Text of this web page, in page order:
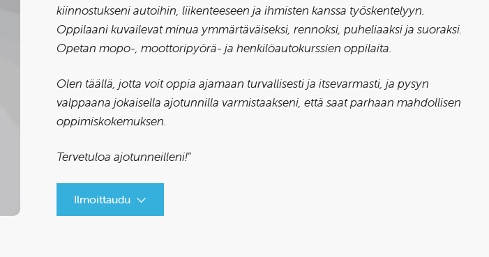
kiinnostukseni autoihin, liikenteeseen ja ihmisten kanssa työskentelyyn.
Oppilaani kuvailevat minua ymmärtäväiseksi, rennoksi, puheliaaksi ja suoraksi.
Opetan mopo-, moottoripyörä- ja henkilöautokurssien oppilaita.
Olen täällä, jotta voit oppia ajamaan turvallisesti ja itsevarmasti, ja pysyn
valppaana jokaisella ajotunnilla varmistaakseni, että saat parhaan mahdollisen
oppimiskokemuksen.
Tervetuloa ajotunneilleni!”
Ilmoittaudu